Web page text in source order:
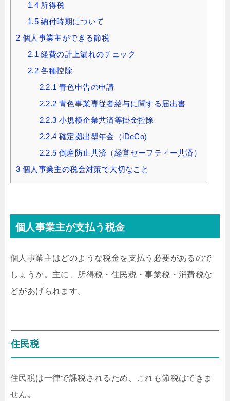
1.4 所得税
1.5 納付時期について
2 個人事業主ができる節税
2.1 経費の計上漏れのチェック
2.2 各種控除
2.2.1 青色申告の申請
2.2.2 青色事業専従者給与に関する届出書
2.2.3 小規模企業共済等掛金控除
2.2.4 確定拠出型年金（iDeCo)
2.2.5 倒産防止共済（経営セーフティー共済）
3 個人事業主の税金対策で大切なこと
個人事業主が支払う税金
個人事業主はどのような税金を支払う必要があるので
しょうか。主に、所得税・住民税・事業税・消費税な
どがあげられます。
住民税
住民税は一律で課税されるため、これも節税はできま
せん。